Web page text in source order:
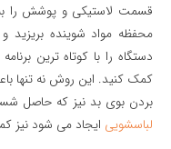
قسمت لاستیکی و پوشش را
دستگاه را با کوتاه ترین
کمک کنید. این روش نه تنها
بردن بوی بد نیز که حاصل
لباسشویی ایجاد می شود نیز